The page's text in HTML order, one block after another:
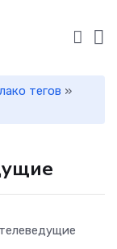
тегов »